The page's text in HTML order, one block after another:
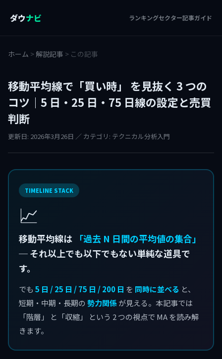
ダウナビ ランキングセクター記事ガイド
ホーム >解説記事 > この記事
移動平均線で「買い時」 を見抜く 3 つの
コツ｜5 日・25 日・75 日線の設定と売買
判断
更新日: 2026年3月26日 ／ カテゴリ: テクニカル分析入門
TIMELINE STACK
📈
移動平均線は 「過去 N 日間の平均値の集合」
─ それ以上でも以下でもない単純な道具で
す。
でも 5 日 / 25 日 / 75 日 / 200 日 を 同時に並べる と、
短期・中期・長期の 勢力関係が見える。本記事では
「階層」 と「収縮」 という 2 つの視点で MA を読み解
きます。